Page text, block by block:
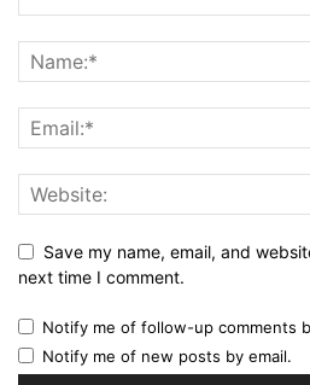
Save my name, email, and
next time I comment.
Notify me of follow-up comments
Notify me of new posts by email.